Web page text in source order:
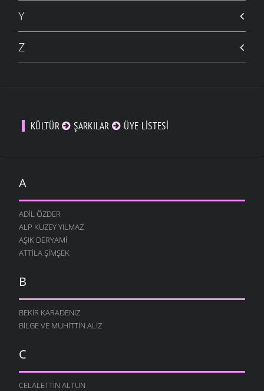
Y
Z
KÜLTÜR ŞARKILAR ÜYE LISTESI
A
ADIL ÖZDER
ALP KUZEY YILMAZ
AŞIK DERYAMI
ATTILA ŞIMŞEK
B
BEKIR KARADENIZ
BILGE VE MUHITTIN ALIZ
C
CELALETTIN ALTUN